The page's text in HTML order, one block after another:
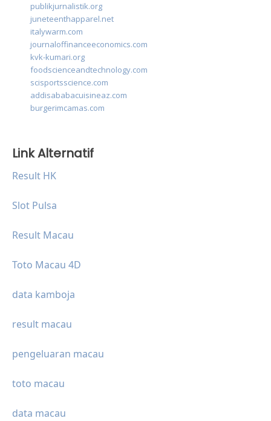
publikjurnalistik.org
juneteenthapparel.net
italywarm.com
journaloffinanceeconomics.com
kvk-kumari.org
foodscienceandtechnology.com
scisportsscience.com
addisababacuisineaz.com
burgerimcamas.com
Link Alternatif
Result HK
Slot Pulsa
Result Macau
Toto Macau 4D
data kamboja
result macau
pengeluaran macau
toto macau
data macau